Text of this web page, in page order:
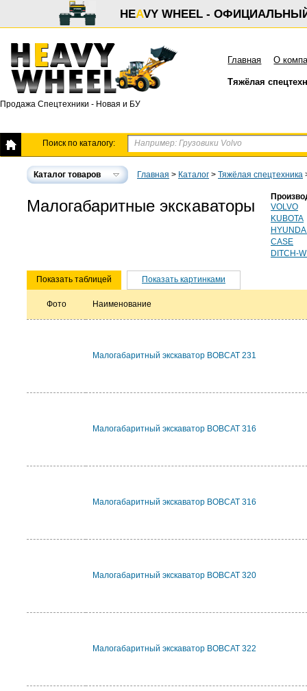
HEAVY WHEEL -
Продажа Спецтехники - Новая и БУ
Главная О
Тяжёлая
Поиск по каталогу:
Каталог товаров Главная > Каталог > Тяжёлая спецтехника
Малогабаритные экскаваторы
VOLVO
KUBOTA
CASE
DITCH-
Показать таблицей Показать картинками
Фото Наименование
Малогабаритный экскаватор BOBCAT 231
Малогабаритный экскаватор BOBCAT 316
Малогабаритный экскаватор BOBCAT 316
Малогабаритный экскаватор BOBCAT 320
Малогабаритный экскаватор BOBCAT 322